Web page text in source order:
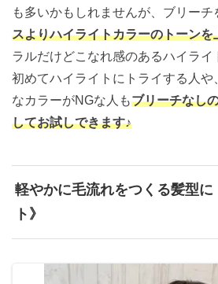
も多いかもしれませんが、ブリーチ
スよりハイライトカラーのトーンを
ラルだけどこなれ感のあるハイラ
初めてハイライトにトライする人
なカラーがNGな人もブリーチなし
してお試しできます♪
軽やかに毛流れをつくる髪型に
ト》